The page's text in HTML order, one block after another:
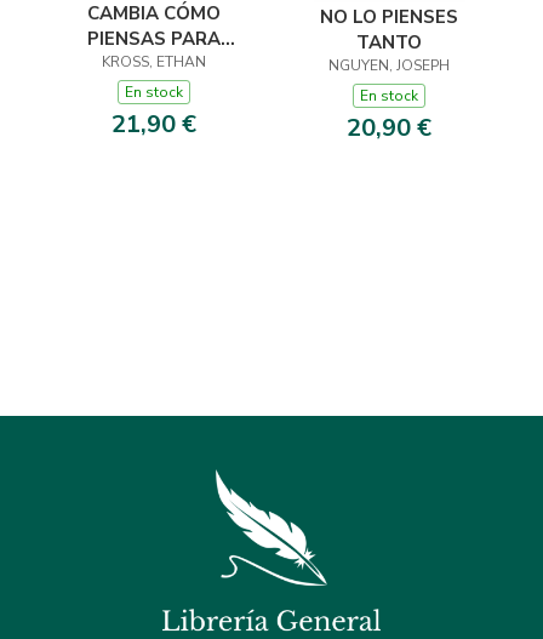
CAMBIA CÓMO
PIENSAS PARA
CAMBIAR CÓMO
SIENTES
KROSS, ETHAN
En stock
21,90 €
NO LO PIENSES
TANTO
NGUYEN, JOSEPH
En stock
20,90 €